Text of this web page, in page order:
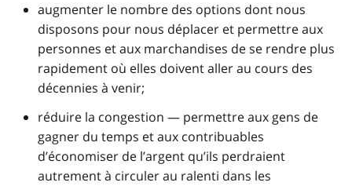
augmenter le nombre des options dont nous
disposons pour nous déplacer et permettre aux
personnes et aux marchandises de se rendre plus
rapidement où elles doivent aller au cours des
décennies à venir;
réduire la congestion — permettre aux gens de
gagner du temps et aux contribuables
d’économiser de l’argent qu’ils perdraient
autrement à circuler au ralenti dans les